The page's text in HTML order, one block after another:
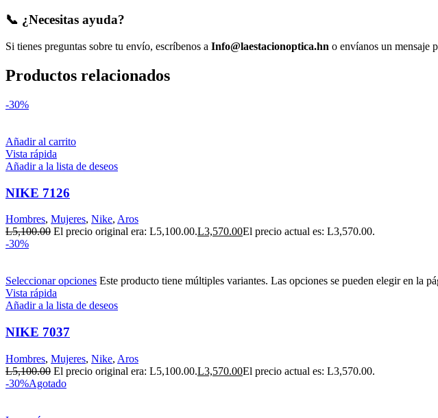
📞 ¿Necesitas ayuda?
Si tienes preguntas sobre tu envío, escríbenos a Info@laestacionoptica.hn o envíanos un mensaje
Productos relacionados
-30%
Añadir al carrito
Vista rápida
Añadir a la lista de deseos
NIKE 7126
Hombres, Mujeres, Nike, Aros
L5,100.00 El precio original era: L5,100.00.L3,570.00El precio actual es: L3,570.00.
-30%
Seleccionar opciones Este producto tiene múltiples variantes. Las opciones se pueden elegir en la
Vista rápida
Añadir a la lista de deseos
NIKE 7037
Hombres, Mujeres, Nike, Aros
L5,100.00 El precio original era: L5,100.00.L3,570.00El precio actual es: L3,570.00.
-30%Agotado